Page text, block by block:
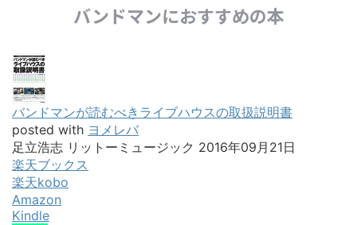
バンドマンにおすすめの本
バンドマンが読むべきライブハウスの取扱説明書
posted with ヨメレバ
足立浩志 リットーミュージック 2016年09月21日
楽天ブックス
楽天kobo
Amazon
Kindle